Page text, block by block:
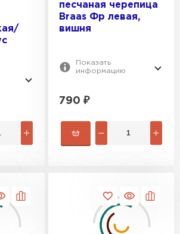
песчаная черепица
Braas Фр левая,
вишня
Показать
информацию
790 ₽